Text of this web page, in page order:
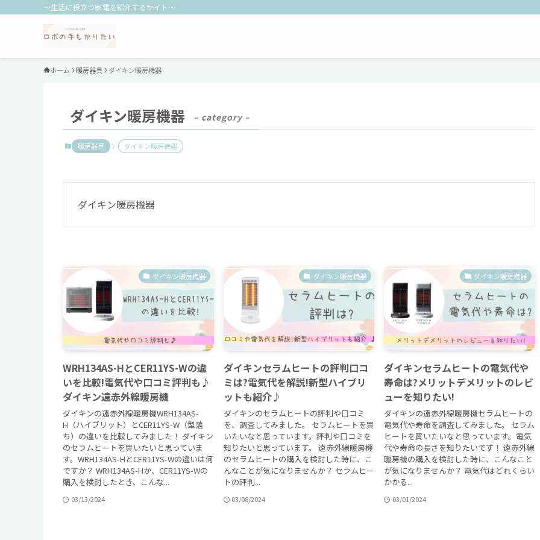
～生活に役立つ家電を紹介するサイト～
ホーム 暖房器具 ダイキン暖房機器
ダイキン暖房機器 – category –
暖房器具 ダイキン暖房機器
ダイキン暖房機器
ダイキン暖房機器
WRH134AS-HとCER11YS-Wの違
いを比較!電気代や口コミ評判も♪
ダイキン遠赤外線暖房機
ダイキンの遠赤外線暖房機WRH134AS-
H（ハイブリット）とCER11YS-W（型落
ち）の違いを比較してみました！ ダイキン
のセラムヒートを買いたいと思っていま
す。WRH134AS-HとCER11YS-Wの違いは何
ですか？ WRH134AS-Hか、CER11YS-Wの
購入を検討したとき、こんな...
03/13/2024
ダイキン暖房機器
ダイキンセラムヒートの評判口コ
ミは?電気代を解説!新型ハイブリ
ットも紹介♪
ダイキンのセラムヒートの評判や口コミ
を、調査してみました。 セラムヒートを買
いたいなと思っています。評判や口コミを
知りたいと思っています。 遠赤外線暖房機
のセラムヒートの購入を検討した時に、こ
んなことが気になりませんか？ セラムヒー
トの評判...
03/08/2024
ダイキン暖房機器
ダイキンセラムヒートの電気代や
寿命は?メリットデメリットのレビ
ューを知りたい!
ダイキンの遠赤外線暖房機セラムヒートの
電気代や寿命を調査してみました。 セラム
ヒートを買いたいなと思っています。電気
代や寿命の長さを知りたいです！ 遠赤外線
暖房機の購入を検討した時に、こんなこと
が気になりませんか？ 電気代はどれくらい
かかる...
03/01/2024